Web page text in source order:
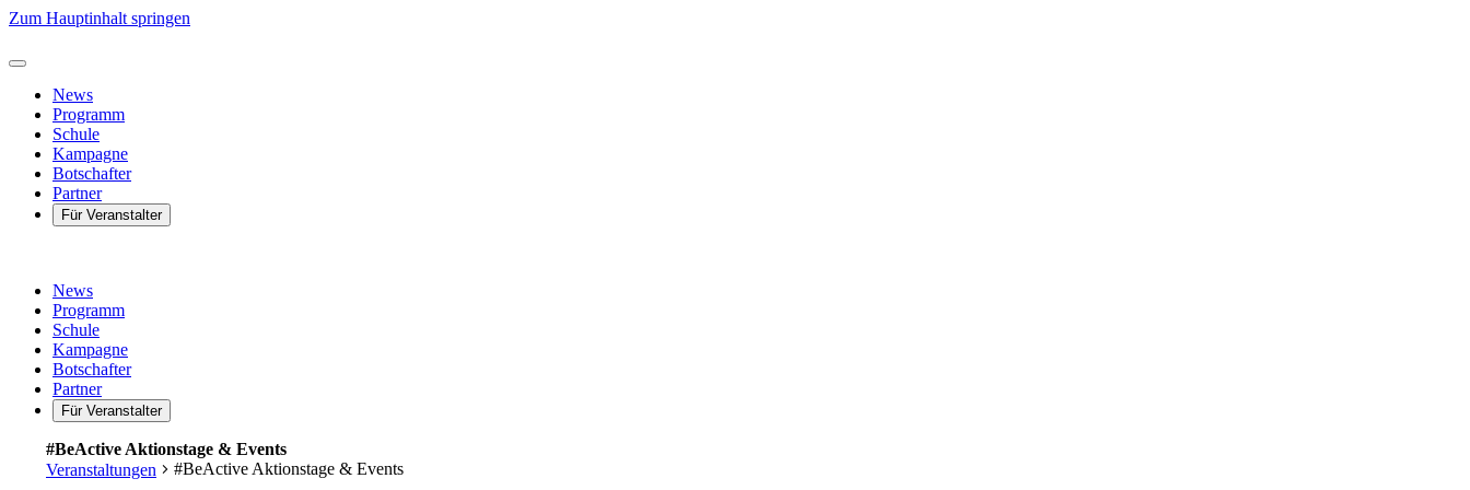
Zum Hauptinhalt springen
News
Programm
Schule
Kampagne
Botschafter
Partner
Für Veranstalter
News
Programm
Schule
Kampagne
Botschafter
Partner
Für Veranstalter
#BeActive Aktionstage & Events
Veranstaltungen
#BeActive Aktionstage & Events